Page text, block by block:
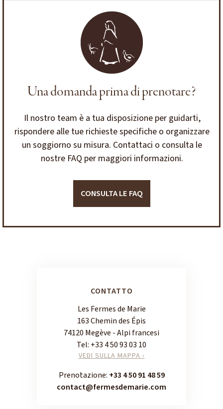
Una domanda prima di prenotare?
Il nostro team è a tua disposizione per guidarti,
rispondere alle tue richieste specifiche o organizzare
un soggiorno su misura. Contattaci o consulta le
nostre FAQ per maggiori informazioni.
CONSULTA LE FAQ
CONTATTO
Les Fermes de Marie
163 Chemin des Épis
74120 Megève - Alpi francesi
Tel: +33 4 50 93 03 10
VEDI SULLA MAPPA ›
Prenotazione: +33 4 50 91 48 59
contact@fermesdemarie.com